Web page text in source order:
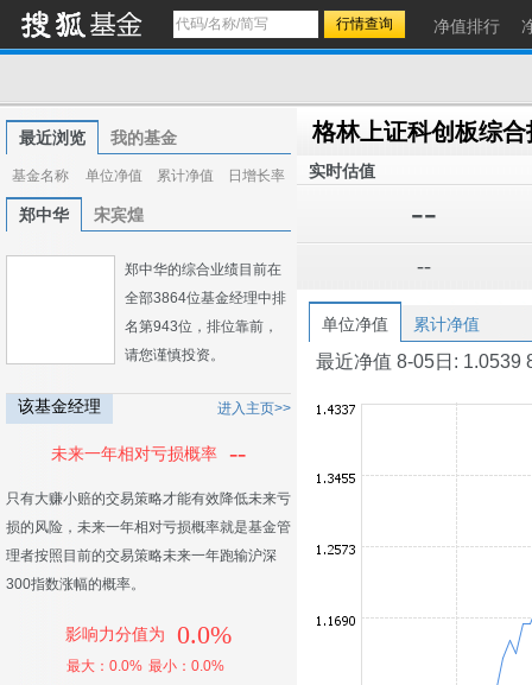
净值排行
最近浏览 我的基金
基金名称 单位净值 累计净值 日增长率
郑中华 宋宾煌
郑中华的综合业绩目前在
全部3864位基金经理中排
名第943位，排位靠前，
请您谨慎投资。
该基金经理 进入主页>>
未来一年相对亏损概率 --
只有大赚小赔的交易策略才能有效降低未来亏
损的风险，未来一年相对亏损概率就是基金管
理者按照目前的交易策略未来一年跑输沪深
300指数涨幅的概率。
影响力分值为 0.0%
最大：0.0% 最小：0.0%
实时估值
--
--
单位净值 累计净值
最近净值 8-05日: 1.0539